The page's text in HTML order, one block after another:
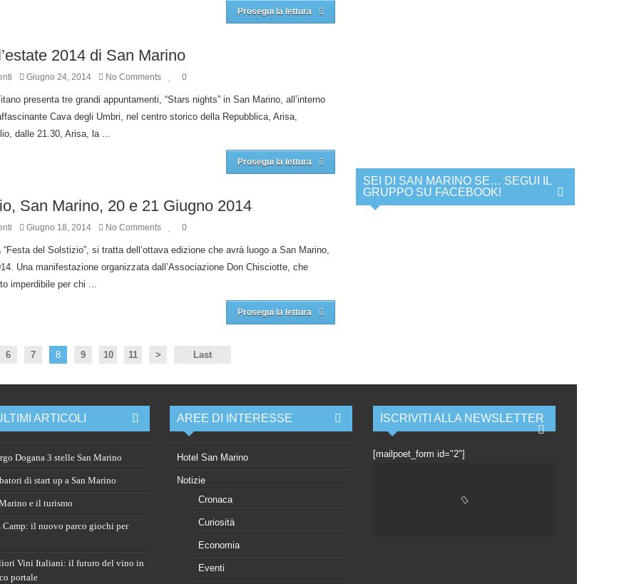
Prosegui la lettura
2014 di San Marino
Giugno 24, 2014 No Comments 0
presenta tre grandi appuntamenti, “Stars nights” in San Marino, all’interno
Cava degli Umbri, nel centro storico della Repubblica, Arisa,
dalle 21.30, Arisa, la ...
Prosegui la lettura
San Marino, 20 e 21 Giugno 2014
Giugno 18, 2014 No Comments 0
del Solstizio”, si tratta dell’ottava edizione che avrà luogo a San Marino,
Una manifestazione organizzata dall’Associazione Don Chisciotte, che
imperdibile per chi ...
Prosegui la lettura
6 7 8 9 10 11 > Last
SEI DI SAN MARINO SE… SEGUI IL
GRUPPO SU FACEBOOK!
ARTICOLI
Dogana 3 stelle San Marino
di start up a San Marino
e il turismo
Camp: il nuovo parco giochi per
Vini Italiani: il futuro del vino in
portale
AREE DI INTERESSE
Hotel San Marino
Notizie
Cronaca
Curiosità
Economia
Eventi
ISCRIVITI ALLA NEWSLETTER
[mailpoet_form id="2"]